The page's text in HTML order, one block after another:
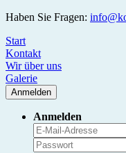
Haben Sie Fragen:
Start
Kontakt
Wir über uns
Galerie
Anmelden
Anmelden